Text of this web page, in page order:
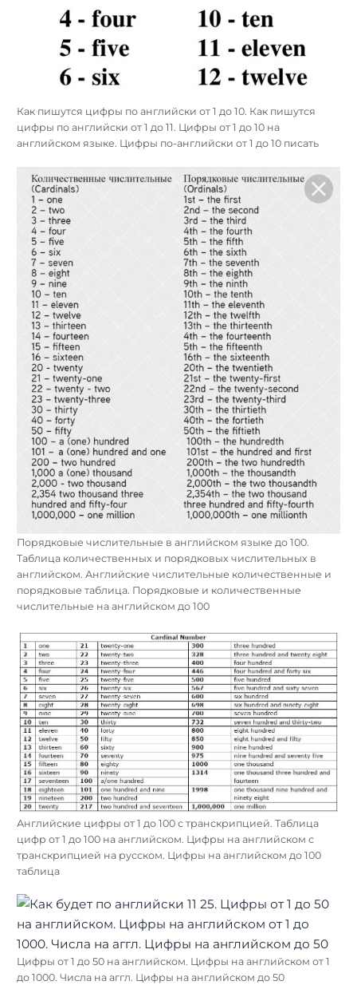
Как пишутся цифры по английски от 1 до 10. Как пишутся
цифры по английски от 1 до 11. Цифры от 1 до 10 на
английском языке. Цифры по-английски от 1 до 10 писать
Порядковые числительные в английском языке до 100.
Таблица количественных и порядковых числительных в
английском. Английские числительные количественные и
порядковые таблица. Порядковые и количественные
числительные на английском до 100
Английские цифры от 1 до 100 с транскрипцией. Таблица
цифр от 1 до 100 на английском. Цифры на английском с
транскрипцией на русском. Цифры на английском до 100
таблица
Цифры от 1 до 50 на английском. Цифры на английском от 1
до 1000. Числа на аггл. Цифры на английском до 50